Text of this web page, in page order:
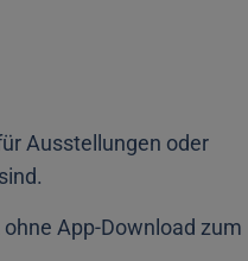
Ausstellungen oder
App-Download zum